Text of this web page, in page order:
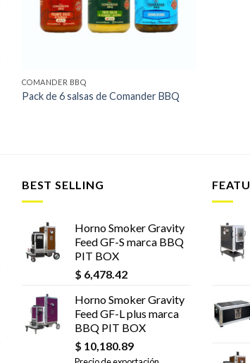
COMANDER BBQ
Pack de 6 salsas de Comander BBQ
BEST SELLING
Horno Smoker Gravity
Feed GF-S marca BBQ
PIT BOX
$ 6,478.42
Horno Smoker Gravity
Feed GF-L plus marca
BBQ PIT BOX
$ 10,180.89